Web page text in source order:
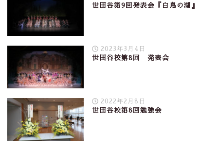
世田谷第9回発表会『白鳥の湖』
2023年3月4日
世田谷校第8回 発表会
2022年2月8日
世田谷校第8回勉強会